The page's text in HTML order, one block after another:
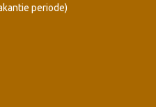
periode)